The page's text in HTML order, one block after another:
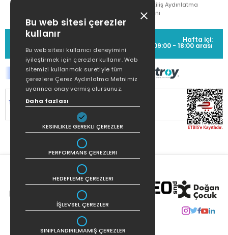
Çekiliş Aydınlatma
Metni
MÜŞTERİ HİZMETLERİ
(0212) 373 77 00
Hafta içi:
09:00 - 18:00 arası
SİTEMİZ
KORUNMAKTADIR.
Bu web sitesi çerezler
kullanır
Bu web sitesi kullanıcı deneyimini
iyileştirmek için çerezler kullanır. Web
sitemizi kullanmak suretiyle tüm
çerezlere Çerez Aydınlatma Metnimiz
uyarınca onay vermiş olursunuz.
Daha fazlası
KESINLIKLE GEREKLI ÇEREZLER
PERFORMANS ÇEREZLERI
HEDEFLEME ÇEREZLERI
İŞLEVSEL ÇEREZLER
SINIFLANDIRILMAMIŞ ÇEREZLER